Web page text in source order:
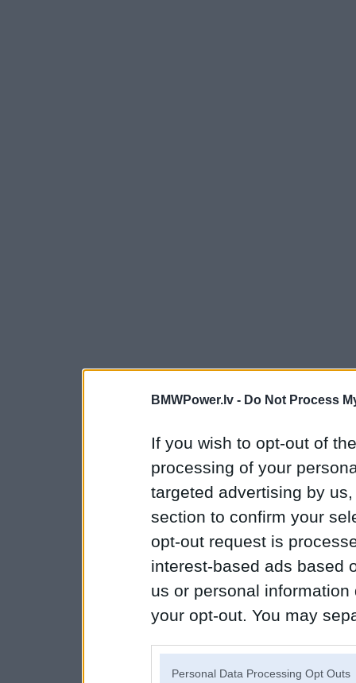
BMWPower.lv - Do Not Process
If you wish to opt-out of
processing of your
targeted advertising by
section to confirm your
opt-out request is
interest-based ads based
us or personal
your opt-out. You may
Personal Data Processing Opt Outs